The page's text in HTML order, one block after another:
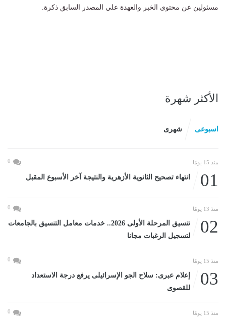
مسئولين عن محتوى الخبر والعهدة علي المصدر السابق ذكرة.
الأكثر شهرة
اسبوعى شهرى
منذ 15 يومًا 0
01 انتهاء تصحيح الثانوية الأزهرية والنتيجة آخر الأسبوع المقبل
منذ 13 يومًا 0
02
تنسيق المرحلة الأولى 2026.. خدمات معامل التنسيق بالجامعات
لتسجيل الرغبات مجانا
منذ 15 يومًا 0
03
إعلام عبرى: سلاح الجو الإسرائيلى يرفع درجة الاستعداد
للقصوى
منذ 15 يومًا 0